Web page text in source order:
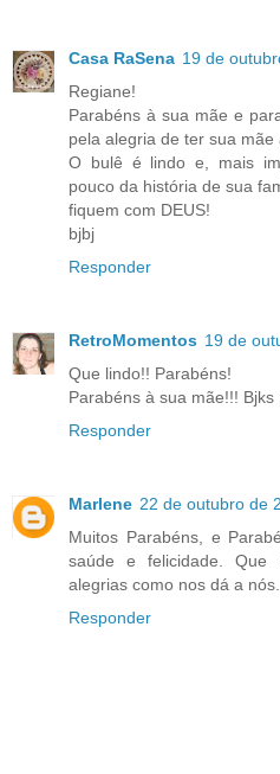
Casa RaSena 19 de
Regiane!
Parabéns à sua mãe e
pela alegria de ter sua mãe
O bulê é lindo e, mais
pouco da história de sua
fiquem com DEUS!
bjbj
Responder
RetroMomentos 19 de
Que lindo!! Parabéns!
Parabéns à sua mãe!!! Bjks
Responder
Marlene 22 de outubro de
Muitos Parabéns, e
saúde e felicidade. Que
alegrias como nos dá a
Responder